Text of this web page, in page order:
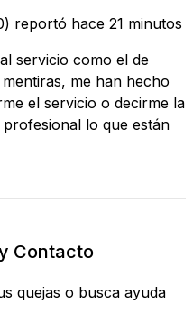
reportó hace 21 minutos
servicio como el de
me han hecho
el servicio o decirme la
lo que están
Contacto
quejas o busca ayuda